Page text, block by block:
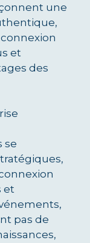
une
et
des
se
et
pas de